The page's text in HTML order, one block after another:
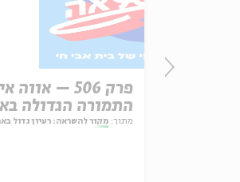
התמורה הגדולה
מתוך: מקור להשראה: רעיון גדול